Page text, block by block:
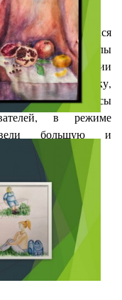
работ учащихся
детской школы
На экспозиции
живописи, рисунку,
с 1 по 6 классы
в режиме
большую и
мы видим